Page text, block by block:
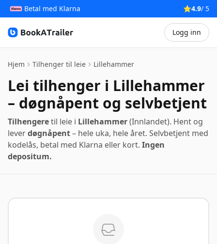
Betal med Klarna ⭐4.9/ 5
Logg inn
Hjem Tilhenger til leie Lillehammer
Lei tilhenger i Lillehammer
– døgnåpent og selvbetjent
Tilhengeretil leie i Lillehammer(Innlandet). Hent og
leverdøgnåpent– hele uka, hele året. Selvbetjent med
kodelås, betal med Klarna eller kort. Ingen
depositum.